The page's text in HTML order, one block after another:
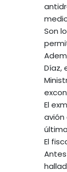
Son
Díaz,
El
El